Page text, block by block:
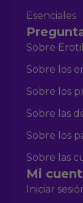
Esenciales
Sobre
Sobre los
Sobre los
Sobre las
Sobre los
Sobre las
Mi
Iniciar